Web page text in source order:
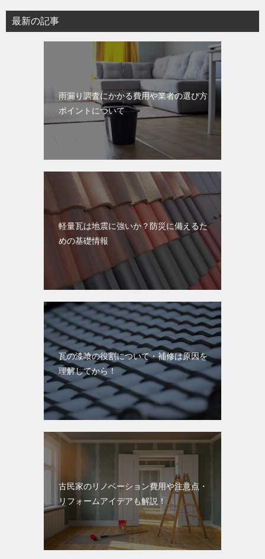
最新の記事
雨漏り調査にかかる費用や業者の選び方
ポイントについて
軽量瓦は地震に強いか？防災に備えるた
めの基礎情報
瓦の漆喰の役割について・補修は原因を
理解してから！
古民家のリノベーション費用や注意点・
リフォームアイデアも解説！